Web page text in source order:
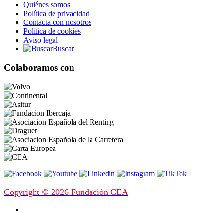
Quiénes somos
Política de privacidad
Contacta con nosotros
Política de cookies
Aviso legal
Buscar
Colaboramos con
Copyright © 2026 Fundación CEA